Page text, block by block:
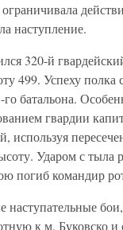
наступ­ление.
320-й
499. Успеху полка
батальона.
гвардии
используя
Ударом с тыла
погиб командир
наступательные
к м. Буковско и